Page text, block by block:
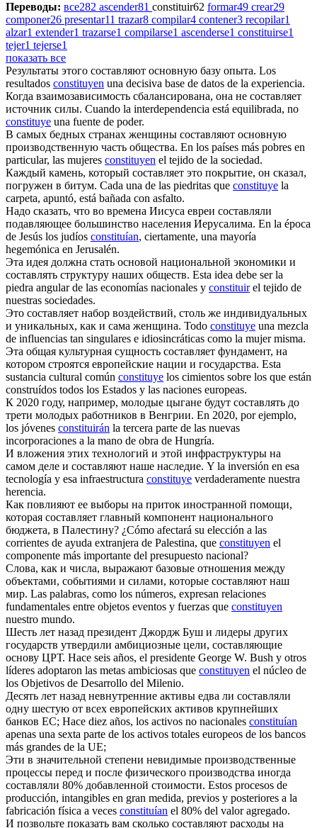
Переводы: все282 ascender81 constituir62 formar49 crear29
componer26 presentar11 trazar8 compilar4 contener3 recopilar1
alzar1 extender1 trazarse1 compilarse1 ascenderse1 constituirse1
tejer1 tejerse1
показать все
Результаты этого составляют основную базу опыта. Los
resultados constituyen una decisiva base de datos de la experiencia.
Когда взаимозависимость сбалансирована, она не составляет
источник силы. Cuando la interdependencia está equilibrada, no
constituye una fuente de poder.
В самых бедных странах женщины составляют основную
производственную часть общества. En los países más pobres en
particular, las mujeres constituyen el tejido de la sociedad.
Каждый камень, который составляет это покрытие, он сказал,
погружен в битум. Cada una de las piedritas que constituye la
carpeta, apuntó, está bañada con asfalto.
Надо сказать, что во времена Иисуса евреи составляли
подавляющее большинство населения Иерусалима. En la época
de Jesús los judíos constituían, ciertamente, una mayoría
hegemónica en Jerusalén.
Эта идея должна стать основой национальной экономики и
составлять структуру наших обществ. Esta idea debe ser la
piedra angular de las economías nacionales y constituirel tejido de
nuestras sociedades.
Это составляет набор воздействий, столь же индивидуальных
и уникальных, как и сама женщина. Todo constituye una mezcla
de influencias tan singulares e idiosincráticas como la mujer misma.
Эта общая культурная сущность составляет фундамент, на
котором строятся европейские нации и государства. Esta
sustancia cultural común constituye los cimientos sobre los que están
construídos todos los Estados y las naciones europeas.
К 2020 году, например, молодые цыгане будут составлять до
трети молодых работников в Венгрии. En 2020, por ejemplo,
los jóvenes constituirán la tercera parte de las nuevas
incorporaciones a la mano de obra de Hungría.
И вложения этих технологий и этой инфраструктуры на
самом деле и составляют наше наследие. Y la inversión en esa
tecnología y esa infraestructura constituye verdaderamente nuestra
herencia.
Как повлияют ее выборы на приток иностранной помощи,
которая составляет главный компонент национального
бюджета, в Палестину? ¿Cómo afectará su elección a las
corrientes de ayuda extranjera de Palestina, que constituyen el
componente más importante del presupuesto nacional?
Слова, как и числа, выражают базовые отношения между
объектами, событиями и силами, которые составляют наш
мир. Las palabras, como los números, expresan relaciones
fundamentales entre objetos eventos y fuerzas que constituyen
nuestro mundo.
Шесть лет назад президент Джордж Буш и лидеры других
государств утвердили амбициозные цели, составляющие
основу ЦРТ. Hace seis años, el presidente George W. Bush y otros
líderes adoptaron las metas ambiciosas que constituyen el núcleo de
los Objetivos de Desarrollo del Milenio.
Десять лет назад невнутренние активы едва ли составляли
одну шестую от всех европейских активов крупнейших
банков ЕС; Hace diez años, los activos no nacionales constituían
apenas una sexta parte de los activos totales europeos de los bancos
más grandes de la UE;
Эти в значительной степени невидимые производственные
процессы перед и после физического производства иногда
составляли 80% добавленной стоимости. Estos procesos de
producción, intangibles en gran medida, previos y posteriores a la
fabricación física a veces constituían el 80% del valor agregado.
И позвольте показать вам сколько составляют расходы на